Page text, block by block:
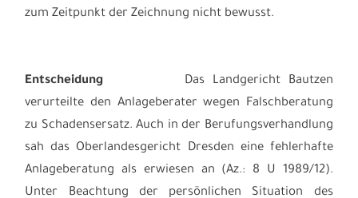
zum Zeitpunkt der Zeichnung nicht bewusst.
Entscheidung Das Landgericht Bautzen
verurteilte den Anlageberater wegen Falschberatung
zu Schadensersatz. Auch in der Berufungsverhandlung
sah das Oberlandesgericht Dresden eine fehlerhafte
Anlageberatung als erwiesen an (Az.: 8 U 1989/12).
Unter Beachtung der persönlichen Situation des